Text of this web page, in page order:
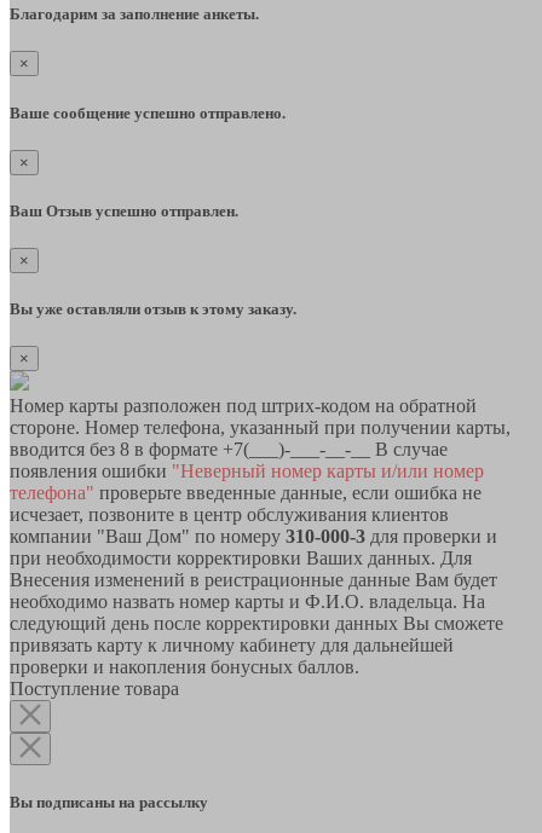
Благодарим за заполнение анкеты.
×
Ваше сообщение успешно отправлено.
×
Ваш Отзыв успешно отправлен.
×
Вы уже оставляли отзыв к этому заказу.
×
Номер карты разположен под штрих-кодом на обратной
стороне. Номер телефона, указанный при получении карты,
вводится без 8 в формате +7(___)-___-__-__ В случае
появления ошибки "Неверный номер карты и/или номер
телефона" проверьте введенные данные, если ошибка не
исчезает, позвоните в центр обслуживания клиентов
компании "Ваш Дом" по номеру 310-000-3 для проверки и
при необходимости корректировки Ваших данных. Для
Внесения изменений в реистрационные данные Вам будет
необходимо назвать номер карты и Ф.И.О. владельца. На
следующий день после корректировки данных Вы сможете
привязать карту к личному кабинету для дальнейшей
проверки и накопления бонусных баллов.
Поступление товара
Вы подписаны на рассылку